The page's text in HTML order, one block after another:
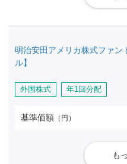
明治安田アメリカ株式ファン
ル】
外国株式 年1回分配
基準価額 （円）
も